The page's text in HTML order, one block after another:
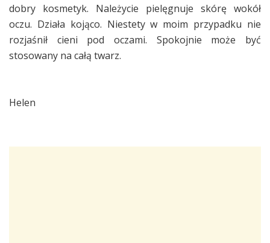
dobry kosmetyk. Należycie pielęgnuje skórę wokół
oczu. Działa kojąco. Niestety w moim przypadku nie
rozjaśnił cieni pod oczami. Spokojnie może być
stosowany na całą twarz.
Helen